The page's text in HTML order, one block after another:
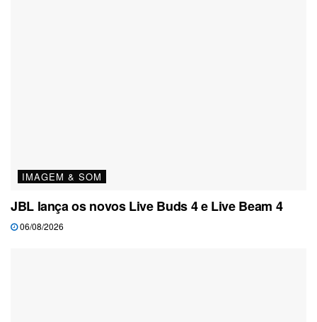
IMAGEM & SOM
JBL lança os novos Live Buds 4 e Live Beam 4
06/08/2026